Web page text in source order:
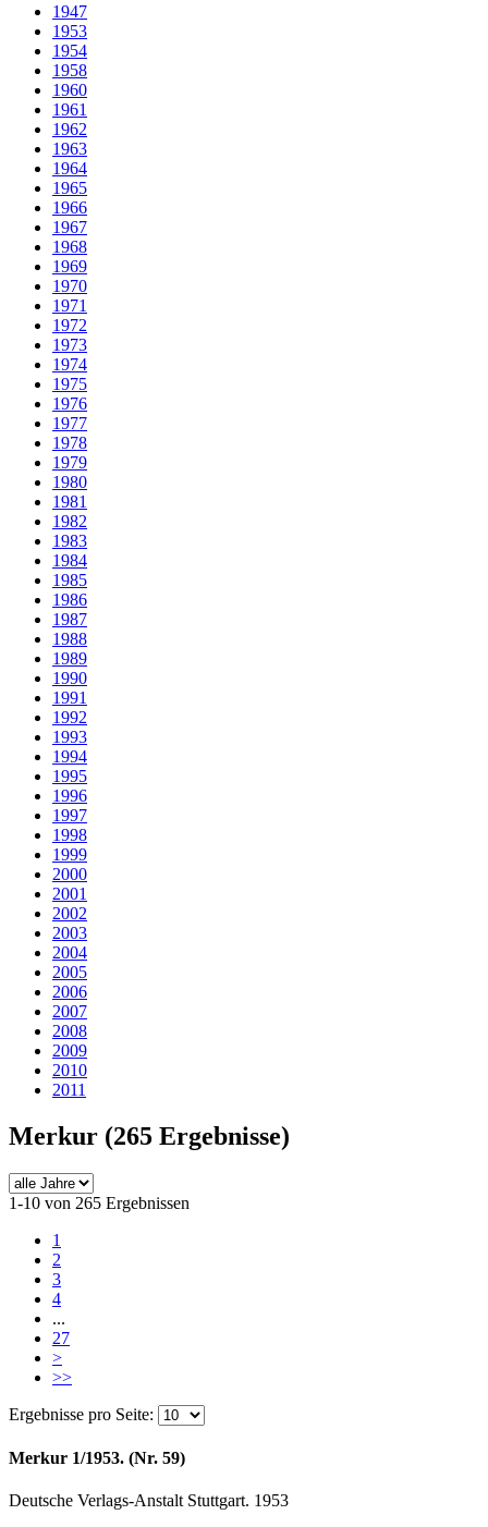
1947
1953
1954
1958
1960
1961
1962
1963
1964
1965
1966
1967
1968
1969
1970
1971
1972
1973
1974
1975
1976
1977
1978
1979
1980
1981
1982
1983
1984
1985
1986
1987
1988
1989
1990
1991
1992
1993
1994
1995
1996
1997
1998
1999
2000
2001
2002
2003
2004
2005
2006
2007
2008
2009
2010
2011
Merkur (265 Ergebnisse)
1-10 von 265 Ergebnissen
1
2
3
4
...
27
>
>>
Ergebnisse pro Seite:
Merkur 1/1953. (Nr. 59)
Deutsche Verlags-Anstalt Stuttgart. 1953